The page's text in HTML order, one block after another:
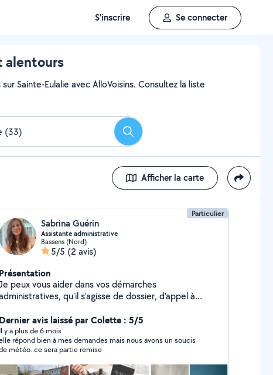
S'inscrire Se connecter
alentours
Sainte-Eulalie avec AlloVoisins. Consultez la liste
Rechercher
Afficher la carte
Particulier
Sabrina Guérin
Assistante administrative
Bassens (Nord)
5/5 (2 avis)
Présentation
peux vous aider dans vos démarches
qu'il s'agisse de dossier, d'appel à
Bricoleuse à mes heures perdu je peux également vous
aider à monter des meubles en kit, petits travaux de
etc
Dernier avis laissé par Colette : 5/5
Il y a plus de 6 mois
répond bien à mes demandes mais nous avons un soucis
météo..ce sera partie remise